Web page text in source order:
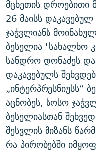
ᲒᲐᲜᲙᲘᲗᲮᲕᲘᲡ ᲓᲦᲔ
ᲓᲘᲚᲘᲡ ᲡᲐᲣᲑᲠᲔᲑᲘ
ᲛᲝᲚᲐᲞᲐᲠᲐᲙᲔ ᲢᲔᲥᲡᲢᲔᲑᲘ
ᲨᲘᲜ - ᲣᲪᲮᲝᲔᲗᲨᲘ
ᲚᲘᲢᲔᲠᲐᲢᲣᲠᲣᲚᲘ
ᲐᲛᲔᲠᲘᲙᲣᲚᲘ ᲛᲝᲗᲮᲠᲝᲑᲐ
ᲘᲛᲞᲔᲠᲘᲐ ᲓᲐ ᲠᲐᲓᲘᲝ
ᲣᲙᲠᲐᲘᲜᲐᲨᲘ ᲓᲐᲦᲣᲞᲣᲚᲘ
ᲓᲐᲛᲝᲣᲙᲘᲓᲔᲑᲚᲝᲑᲘᲡ
ᲩᲔᲛᲘ ᲡᲘᲙᲕᲓᲘᲚᲘᲡ
11 ᲬᲔᲚᲘ - 11 ᲐᲛᲑᲐᲕᲘ
ᲡᲐᲞᲐᲠᲚᲐᲛᲔᲜᲢᲝ
ᲑᲐᲕᲨᲕᲔᲑᲘ
5 ᲐᲛᲑᲐᲕᲘ - 20 ᲘᲕᲜᲘᲡᲡ
ᲐᲒᲕᲘᲡᲢᲝᲡ ᲝᲛᲘ
ПРИВЕТ ᲙᲣᲚᲢᲣᲠᲐ
ЭХО КАВКАЗА
ᲒᲐᲛᲝᲘᲬᲔᲠᲔ
რთე/რთ-ის
მცხეთის დროებითი
26 მაისს
ჯაჭვლიანს
ბესელია "სახალხო
სანდრო დონაძეს
დაკავებულს
„ინტერპრესნიუსს“
აცნობეს, სოსო
ბესელიასთან
შესვლის მიზანს
რა პირობებში